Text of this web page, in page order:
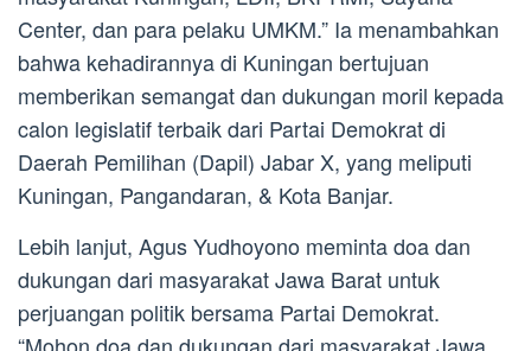
Center, dan para pelaku UMKM.” Ia menambahkan
bahwa kehadirannya di Kuningan bertujuan
memberikan semangat dan dukungan moril kepada
calon legislatif terbaik dari Partai Demokrat di
Daerah Pemilihan (Dapil) Jabar X, yang meliputi
Kuningan, Pangandaran, & Kota Banjar.
Lebih lanjut, Agus Yudhoyono meminta doa dan
dukungan dari masyarakat Jawa Barat untuk
perjuangan politik bersama Partai Demokrat.